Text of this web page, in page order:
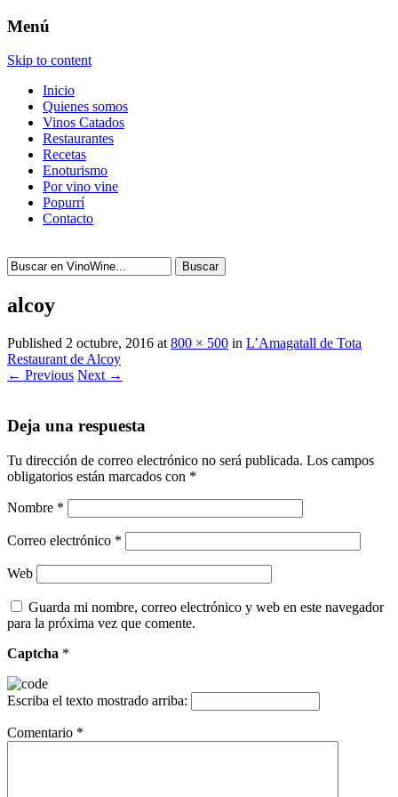
Menú
Skip to content
Inicio
Quienes somos
Vinos Catados
Restaurantes
Recetas
Enoturismo
Por vino vine
Popurrí
Contacto
Buscar
alcoy
Published 2 octubre, 2016 at 800 × 500 in L’Amagatall de Tota
Restaurant de Alcoy
← Previous Next →
Deja una respuesta
Tu dirección de correo electrónico no será publicada. Los campos
obligatorios están marcados con *
Nombre *
Correo electrónico *
Web
Guarda mi nombre, correo electrónico y web en este navegador
para la próxima vez que comente.
Captcha *
Escriba el texto mostrado arriba:
Comentario *